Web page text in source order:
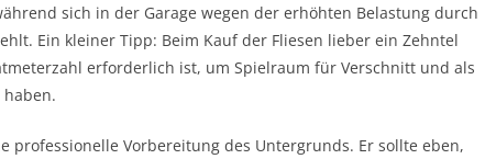
sich in der Garage wegen der erhöhten Belastung durch
Ein kleiner Tipp: Beim Kauf der Fliesen lieber ein Zehntel
erforderlich ist, um Spielraum für Verschnitt und als
haben.
professionelle Vorbereitung des Untergrunds. Er sollte eben,